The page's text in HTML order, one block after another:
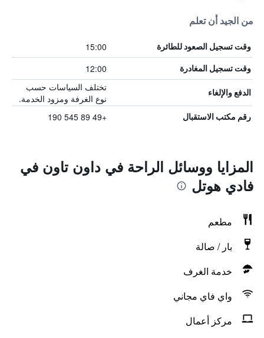
من الجيد أن تعلم
وقت تسجيل الصعود للطائرة 15:00
وقت تسجيل المغادرة 12:00
الدفع والإلغاء
تختلف السياسات حسب
نوع الغرفة ومزود الخدمة.
رقم مكتب الاستقبال +49 89 545 190
المزايا ووسائل الراحة في داون تاون في
فادي هوتل
مطعم
بار / صالة
خدمة الغرف
واي فاي مجاني
مركز أعمال